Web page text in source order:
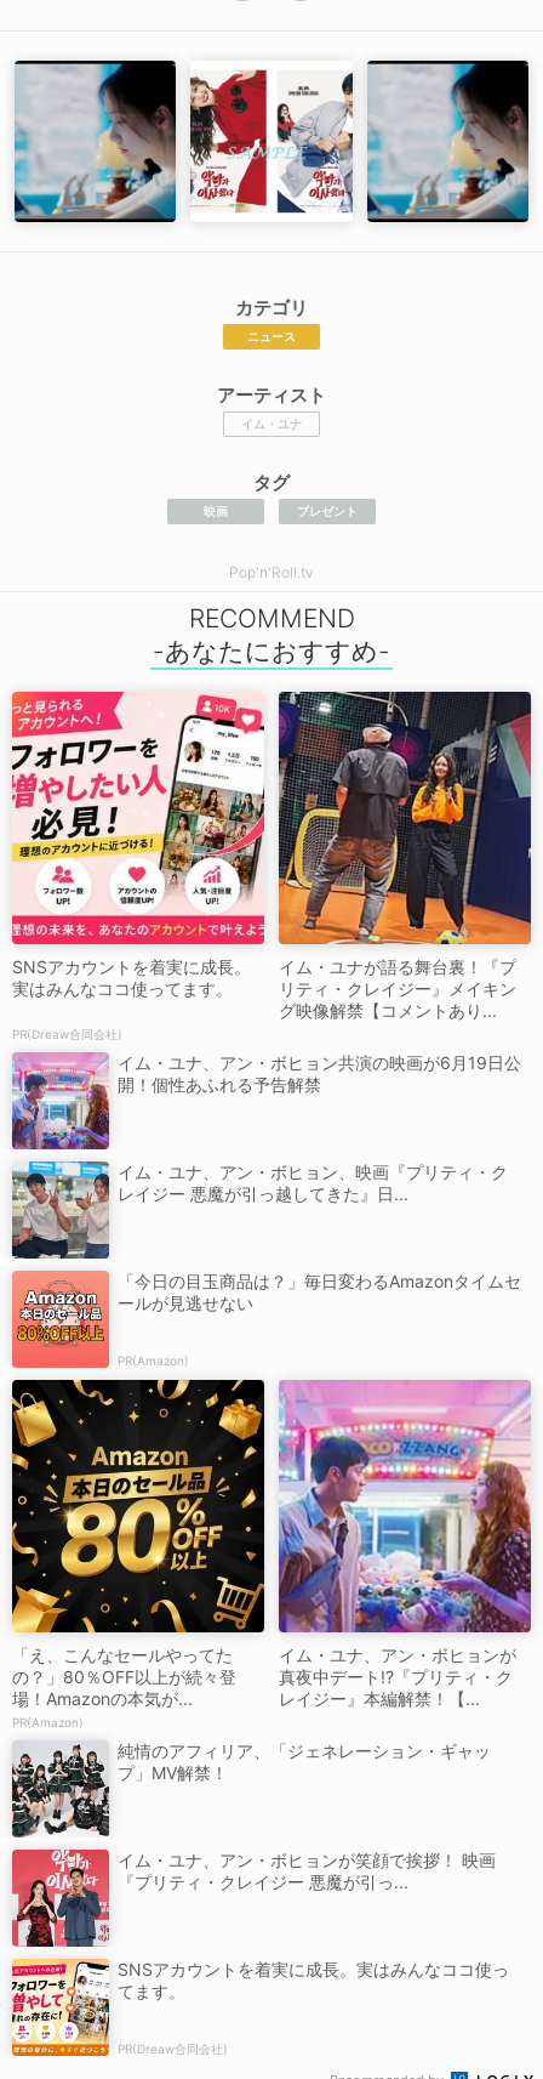
カテゴリ
ニュース
アーティスト
イム・ユナ
タグ
映画 プレゼント
Pop'n'Roll.tv
RECOMMEND
SNSアカウントを着実に成長。
実はみんなココ使ってます。
PR(Dreaw合同会社)
イム・ユナが語る舞台裏！『プ
リティ・クレイジー』メイキン
グ映像解禁【コメントあり...
イム・ユナ、アン・ボヒョン共演の映画が6月19日公
開！個性あふれる予告解禁
イム・ユナ、アン・ボヒョン、映画『プリティ・ク
レイジー 悪魔が引っ越してきた』日...
「今日の目玉商品は？」毎日変わるAmazonタイムセ
ールが見逃せない
PR(Amazon)
「え、こんなセールやってた
の？」80％OFF以上が続々登
場！Amazonの本気が...
PR(Amazon)
イム・ユナ、アン・ボヒョンが
真夜中デート!?『プリティ・ク
レイジー』本編解禁！【...
純情のアフィリア、「ジェネレーション・ギャッ
プ」MV解禁！
イム・ユナ、アン・ボヒョンが笑顔で挨拶！ 映画
『プリティ・クレイジー 悪魔が引っ...
SNSアカウントを着実に成長。実はみんなココ使っ
てます。
PR(Dreaw合同会社)